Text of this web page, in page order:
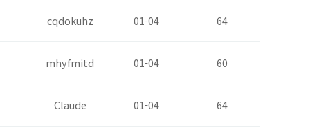
cqdokuhz 01-04 64
mhyfmitd 01-04 60
Claude 01-04 64